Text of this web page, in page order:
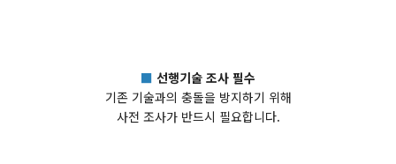
■ 선행기술 조사 필수
기존 기술과의 충돌을 방지하기 위해
사전 조사가 반드시 필요합니다.